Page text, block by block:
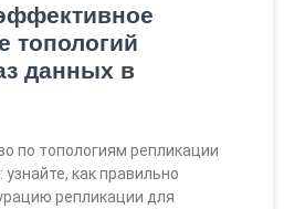
топологий
данных в
по топологиям репликации
как правильно
репликации для